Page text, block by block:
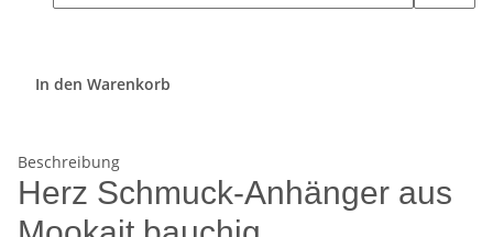
In den Warenkorb
Beschreibung
Herz Schmuck-Anhänger aus